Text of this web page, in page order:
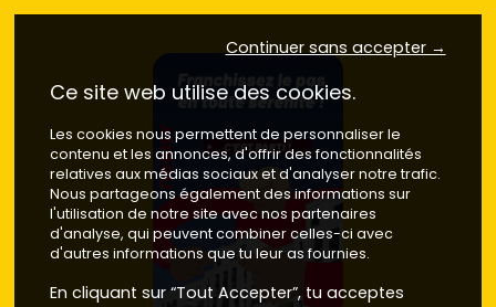
Continuer sans accepter →
Ce site web utilise des cookies.
Les cookies nous permettent de personnaliser le
contenu et les annonces, d'offrir des fonctionnalités
relatives aux médias sociaux et d'analyser notre trafic.
Nous partageons également des informations sur
l'utilisation de notre site avec nos partenaires
d'analyse, qui peuvent combiner celles-ci avec
d'autres informations que tu leur as fournies.
En cliquant sur “Tout Accepter”, tu acceptes